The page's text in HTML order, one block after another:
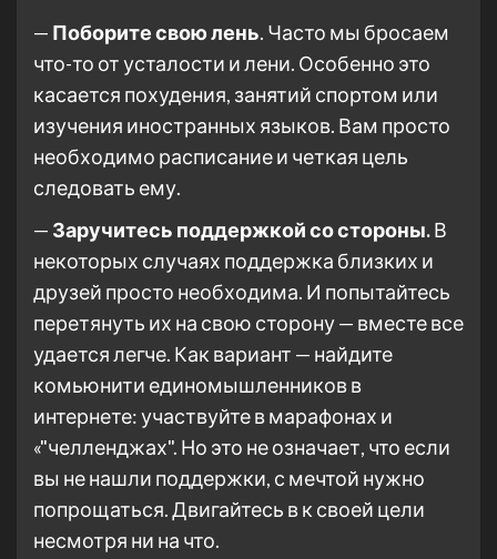
— Поборите свою лень. Часто мы бросаем
что-то от усталости и лени. Особенно это
касается похудения, занятий спортом или
изучения иностранных языков. Вам просто
необходимо расписание и четкая цель
следовать ему.
— Заручитесь поддержкой со стороны.В
некоторых случаях поддержка близких и
друзей просто необходима. И попытайтесь
перетянуть их на свою сторону — вместе все
удается легче. Как вариант — найдите
комьюнити единомышленников в
интернете: участвуйте в марафонах и
«"челленджах". Но это не означает, что если
вы не нашли поддержки, с мечтой нужно
попрощаться. Двигайтесь в к своей цели
несмотря ни на что.